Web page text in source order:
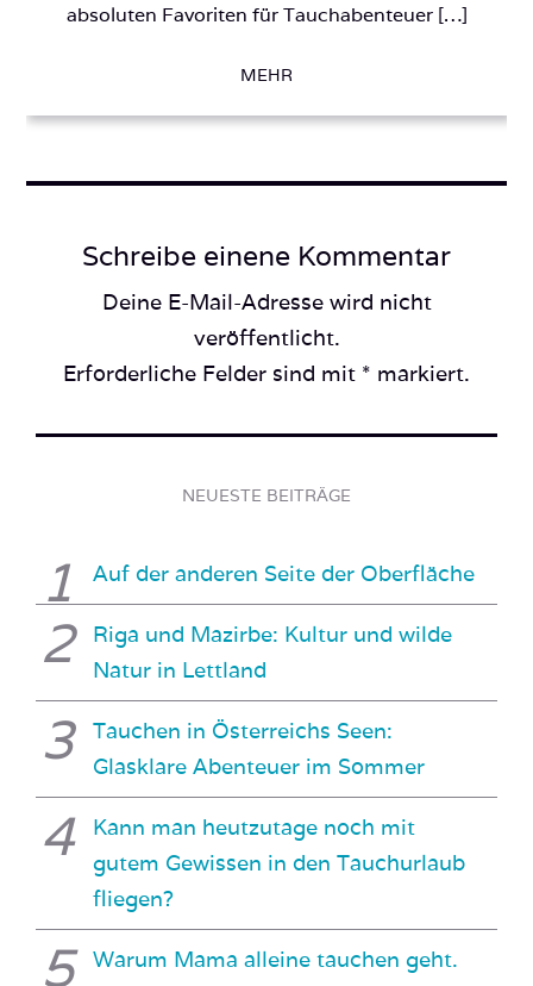
absoluten Favoriten für Tauchabenteuer […]
MEHR
Schreibe einene Kommentar
Deine E-Mail-Adresse wird nicht
veröffentlicht.
Erforderliche Felder sind mit * markiert.
NEUESTE BEITRÄGE
Auf der anderen Seite der Oberfläche
Riga und Mazirbe: Kultur und wilde
Natur in Lettland
Tauchen in Österreichs Seen:
Glasklare Abenteuer im Sommer
Kann man heutzutage noch mit
gutem Gewissen in den Tauchurlaub
fliegen?
Warum Mama alleine tauchen geht.